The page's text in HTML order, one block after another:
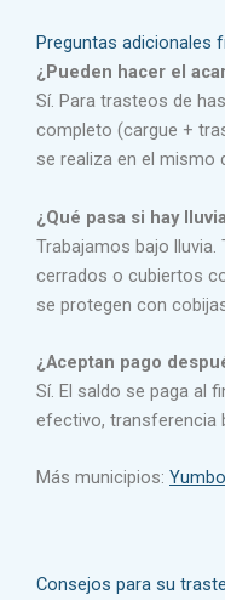
Preguntas adicionales
¿Pueden hacer el
Sí. Para trasteos de
completo (cargue +
se realiza en el mismo
¿Qué pasa si hay
Trabajamos bajo
cerrados o cubiertos
se protegen con
¿Aceptan pago
Sí. El saldo se paga al
efectivo, transferencia
Más municipios: Yumbo
Consejos para su